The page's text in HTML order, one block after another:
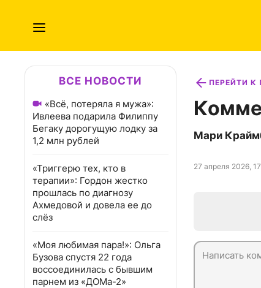
ВСЕ НОВОСТИ
«Всё, потеряла я мужа»:
Ивлеева подарила Филиппу
Бегаку дорогущую лодку за
1,2 млн рублей
«Триггерю тех, кто в
терапии»: Гордон жестко
прошлась по диагнозу
Ахмедовой и довела ее до
слёз
«Моя любимая пара!»: Ольга
Бузова спустя 22 года
воссоединилась с бывшим
парнем из «ДОМа-2»
ПЕРЕЙТИ К
Мари
27 апреля 2026,